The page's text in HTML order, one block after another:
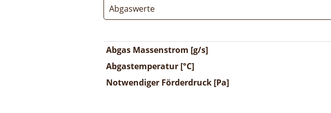
Abgaswerte
Abgas Massenstrom [g/s]
Abgastemperatur [°C]
Notwendiger Förderdruck [Pa]